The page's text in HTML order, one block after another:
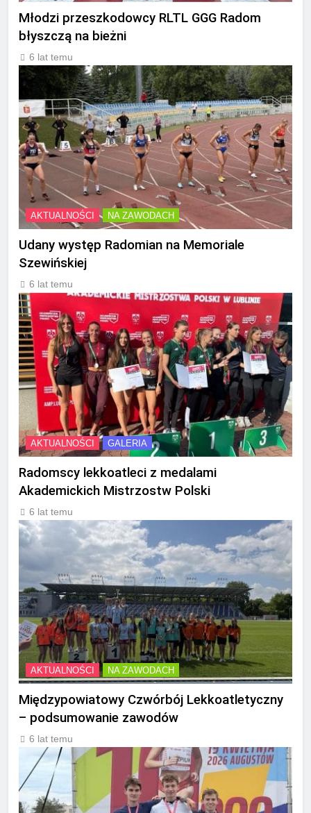
Młodzi przeszkodowcy RLTL GGG Radom
błyszczą na bieżni
6 lat temu
AKTUALNOŚCI NA ZAWODACH
Udany występ Radomian na Memoriale
Szewińskiej
6 lat temu
AKTUALNOŚCI GALERIA
Radomscy lekkoatleci z medalami
Akademickich Mistrzostw Polski
6 lat temu
AKTUALNOŚCI NA ZAWODACH
Międzypowiatowy Czwórbój Lekkoatletyczny
– podsumowanie zawodów
6 lat temu